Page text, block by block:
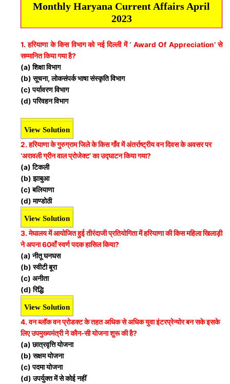
Monthly Haryana Current Affairs April
2023
1. हरियाणा के किस विभाग को नई दिल्ली में ‘ Award Of Appreciation’ से
सम्मानित किया गया है?
(a) शिक्षा विभाग
(b) सूचना, लोकसंपर्क भाषा संस्कृति विभाग
(c) पर्यावरण विभाग
(d) परिवहन विभाग
View Solution
2. हरियाणा के गुरुग्राम जिले के किस गाँव में अंतर्राष्ट्रीय वन दिवस के अवसर पर
‘अरावली ग्रीन वाल प्रोजेक्ट’ का उद्घाटन किया गया?
(a) टिकली
(b) झाबुआ
(c) बलियाणा
(d) माण्डोठी
View Solution
3. मेघालय में आयोजित हुई तीरंदाजी प्रतियोगिता में हरियाणा की किस महिला खिलाड़ी
ने अपना 60वाँ स्वर्ण पदक हासिल किया?
(a) नीतू घनघस
(b) स्वीटी बूरा
(c) अनीता
(d) रिद्धि
View Solution
4. वन ब्लॉक वन प्रोडक्ट के तहत अधिक से अधिक युवा इंटरप्रेन्योर बन सके इसके
लिए उपमुख्यमंत्री ने कौन-सी योजना शुरू की है?
(a) छात्रवृत्ति योजना
(b) सक्षम योजना
(c) पदमा योजना
(d) उपर्युक्त में से कोई नहीं